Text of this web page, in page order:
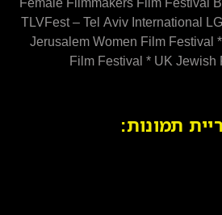
תמונות:
TLVFest – Tel Aviv International
Jerusalem Women Film Festival
Film Festival * UK Jewish